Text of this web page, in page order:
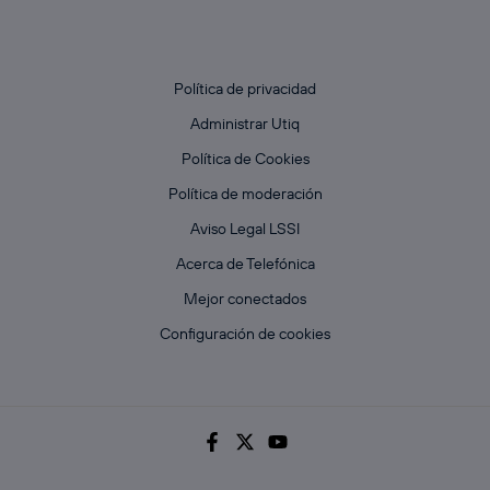
Política de privacidad
Administrar Utiq
Política de Cookies
Política de moderación
Aviso Legal LSSI
Acerca de Telefónica
Mejor conectados
Configuración de cookies
navegación del usuario del móvil.
“Administrar Utiq” en la parte inferior de esta página web o
portal de privacidad de Utiq
política de privacidad de Utiq.